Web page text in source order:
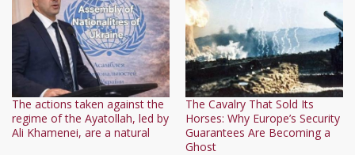
The actions taken against the
regime of the Ayatollah, led by
Ali Khamenei, are a natural
The Cavalry That Sold Its
Horses: Why Europe’s Security
Guarantees Are Becoming a
Ghost